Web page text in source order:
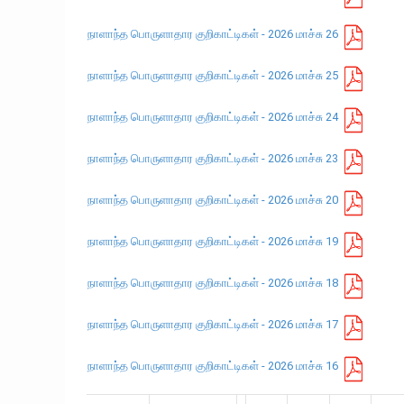
நாளாந்த பொருளாதார குறிகாட்டிகள் - 2026 மாச்சு 26
நாளாந்த பொருளாதார குறிகாட்டிகள் - 2026 மாச்சு 25
நாளாந்த பொருளாதார குறிகாட்டிகள் - 2026 மாச்சு 24
நாளாந்த பொருளாதார குறிகாட்டிகள் - 2026 மாச்சு 23
நாளாந்த பொருளாதார குறிகாட்டிகள் - 2026 மாச்சு 20
நாளாந்த பொருளாதார குறிகாட்டிகள் - 2026 மாச்சு 19
நாளாந்த பொருளாதார குறிகாட்டிகள் - 2026 மாச்சு 18
நாளாந்த பொருளாதார குறிகாட்டிகள் - 2026 மாச்சு 17
நாளாந்த பொருளாதார குறிகாட்டிகள் - 2026 மாச்சு 16